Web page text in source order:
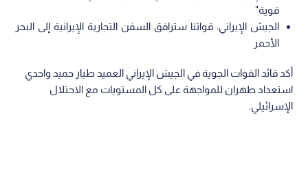
قوية"
الجيش الإيراني: قواتنا سترافق السفن التجارية الإيرانية إلى البحر
الأحمر
أكد قائد القوات الجوية في الجيش الإيراني العميد طيار حميد واحدي
استعداد طهران للمواجهة على كل المستويات مع الاحتلال
الإسرائيلي.